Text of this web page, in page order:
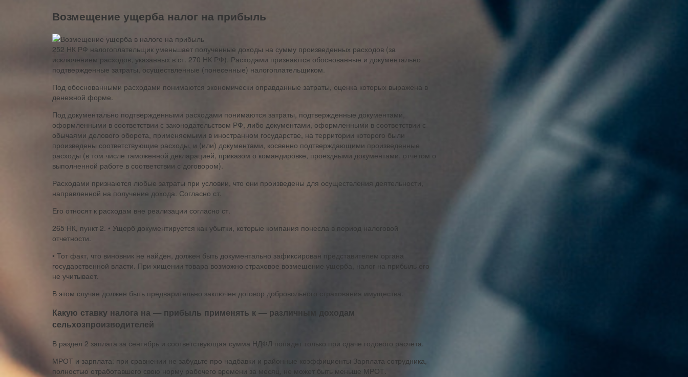
Возмещение ущерба налог на прибыль
252 НК РФ налогоплательщик уменьшает полученные доходы на сумму произведенных расходов (за
исключением расходов, указанных в ст. 270 НК РФ). Расходами признаются обоснованные и документально
подтвержденные затраты, осуществленные (понесенные) налогоплательщиком.
Под обоснованными расходами понимаются экономически оправданные затраты, оценка которых выражена в
денежной форме.
Под документально подтвержденными расходами понимаются затраты, подтвержденные документами,
оформленными в соответствии с законодательством РФ, либо документами, оформленными в соответствии с
обычаями делового оборота, применяемыми в иностранном государстве, на территории которого были
произведены соответствующие расходы, и (или) документами, косвенно подтверждающими произведенные
расходы (в том числе таможенной декларацией, приказом о командировке, проездными документами, отчетом о
выполненной работе в соответствии с договором).
Расходами признаются любые затраты при условии, что они произведены для осуществления деятельности,
направленной на получение дохода. Согласно ст.
Его относят к расходам вне реализации согласно ст.
265 НК, пункт 2. • Ущерб документируется как убытки, которые компания понесла в период налоговой
отчетности.
• Тот факт, что виновник не найден, должен быть документально зафиксирован представителем органа
государственной власти. При хищении товара возможно страховое возмещение ущерба, налог на прибыль его
не учитывает.
В этом случае должен быть предварительно заключен договор добровольного страхования имущества.
Какую ставку налога на — прибыль применять к — различным доходам
сельхозпроизводителей
В раздел 2 заплата за сентябрь и соответствующая сумма НДФЛ попадет только при сдаче годового расчета.
МРОТ и зарплата: при сравнении не забудьте про надбавки и районные коэффициенты Зарплата сотрудника,
полностью отработавшего свою норму рабочего времени за месяц, не может быть меньше МРОТ.